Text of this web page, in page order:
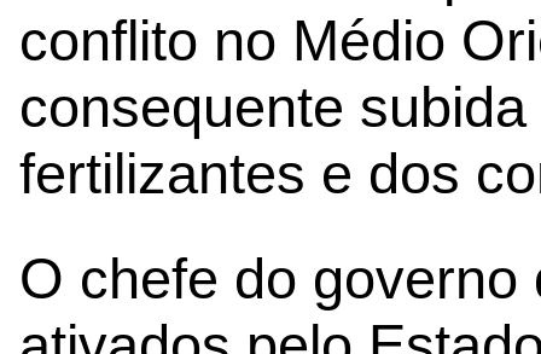
conflito no Médio
consequente
fertilizantes e dos
O chefe do